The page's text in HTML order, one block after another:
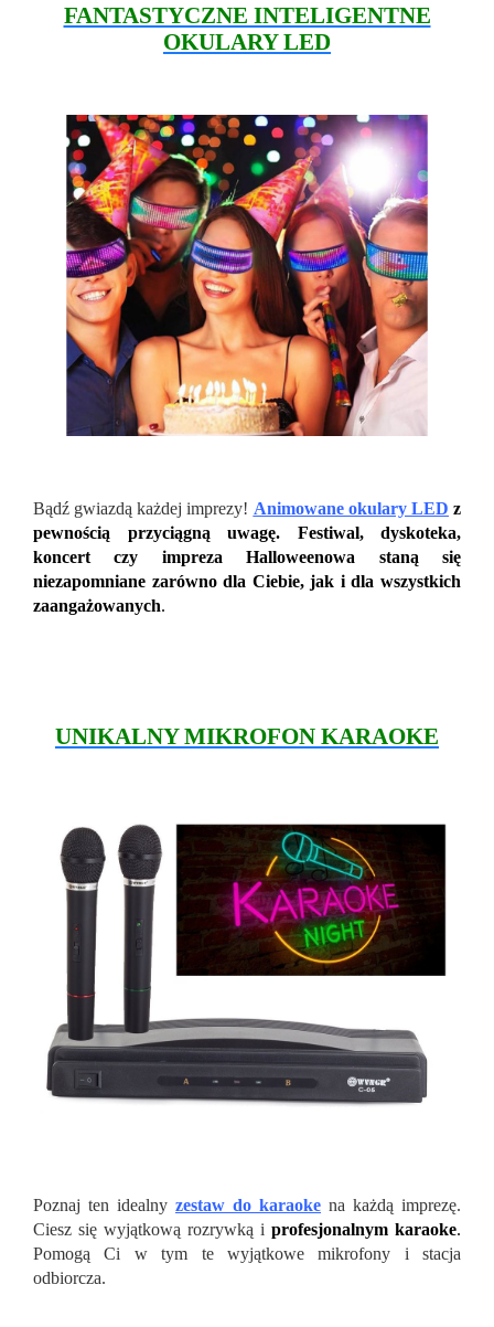
FANTASTYCZNE INTELIGENTNE
OKULARY LED
Bądź gwiazdą każdej imprezy! Animowane okulary LED z
pewnością przyciągną uwagę. Festiwal, dyskoteka,
koncert czy impreza Halloweenowa staną się
niezapomniane zarówno dla Ciebie, jak i dla wszystkich
zaangażowanych.
UNIKALNY MIKROFON KARAOKE
Poznaj ten idealny zestaw do karaoke na każdą imprezę.
Ciesz się wyjątkową rozrywką i profesjonalnym karaoke.
Pomogą Ci w tym te wyjątkowe mikrofony i stacja
odbiorcza.